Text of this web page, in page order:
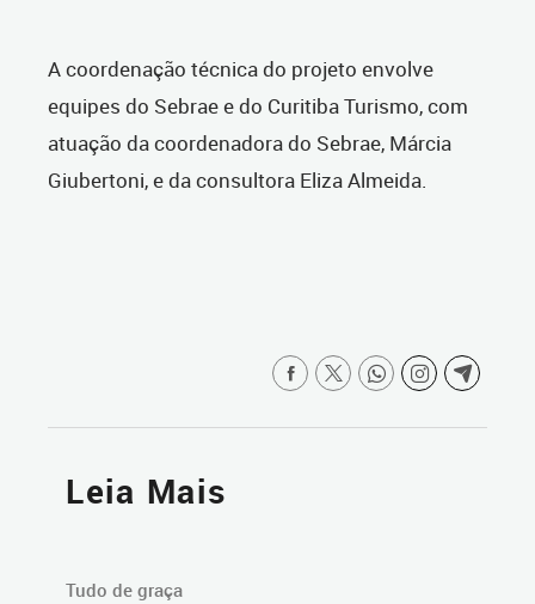
A coordenação técnica do projeto envolve
equipes do Sebrae e do Curitiba Turismo, com
atuação da coordenadora do Sebrae, Márcia
Giubertoni, e da consultora Eliza Almeida.
Leia Mais
Tudo de graça